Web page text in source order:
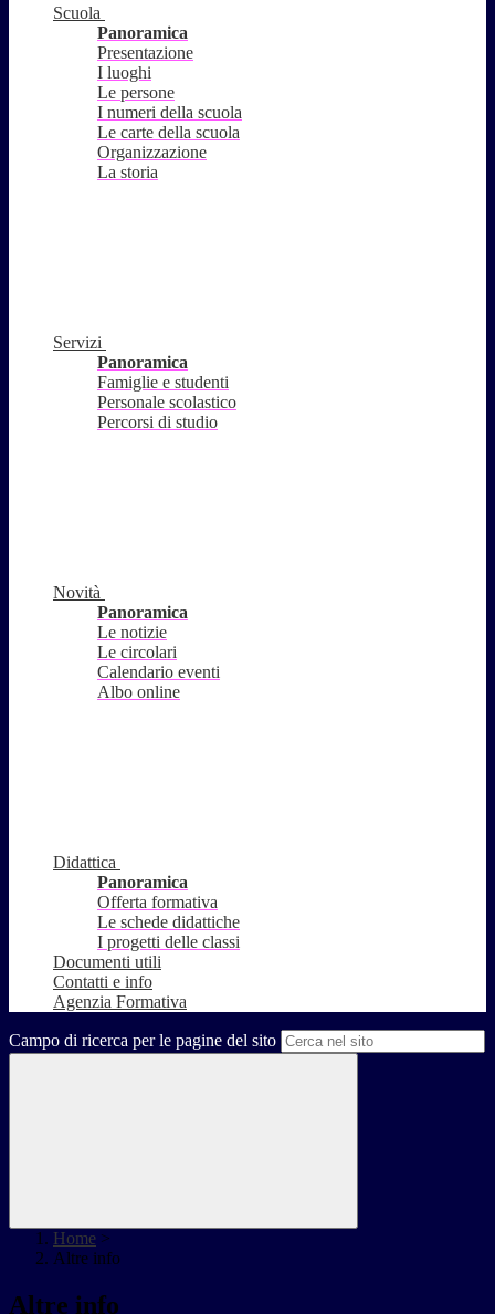
Scuola
Panoramica
Presentazione
I luoghi
Le persone
I numeri della scuola
Le carte della scuola
Organizzazione
La storia
Servizi
Panoramica
Famiglie e studenti
Personale scolastico
Percorsi di studio
Novità
Panoramica
Le notizie
Le circolari
Calendario eventi
Albo online
Didattica
Panoramica
Offerta formativa
Le schede didattiche
I progetti delle classi
Documenti utili
Contatti e info
Agenzia Formativa
Campo di ricerca per le pagine del sito
Home >
Altre info
Altre info